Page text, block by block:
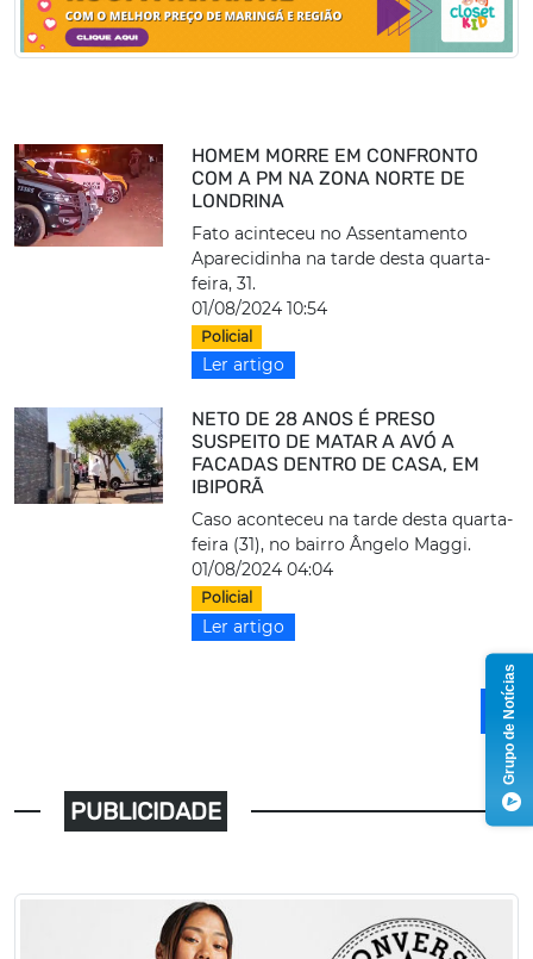
HOMEM MORRE EM CONFRONTO
COM A PM NA ZONA NORTE DE
LONDRINA
Fato acinteceu no Assentamento
Aparecidinha na tarde desta quarta-
feira, 31.
01/08/2024 10:54
Policial
Ler artigo
NETO DE 28 ANOS É PRESO
SUSPEITO DE MATAR A AVÓ A
FACADAS DENTRO DE CASA, EM
IBIPORÃ
Caso aconteceu na tarde desta quarta-
feira (31), no bairro Ângelo Maggi.
01/08/2024 04:04
Policial
Ler artigo
PUBLICIDADE
Grupo de Notícias